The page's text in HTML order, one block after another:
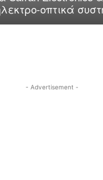
οπτικά
- Advertisement -